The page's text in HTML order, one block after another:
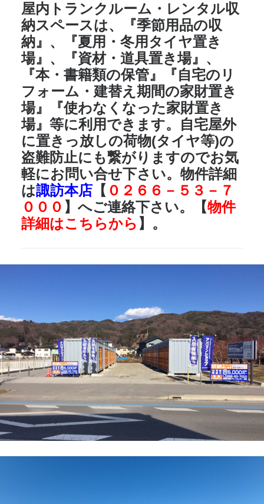
屋内トランクルーム・レンタル収
納スペースは、
『季節用品の収
納』、『夏用・冬用タイヤ置き
場』、『資材・道具置き場』、
『本・書籍類の保管』『自宅のリ
フォーム・建替え期間の家財置き
場』『使わなくなった家財置き
場』 等に利用できます。自宅屋外
に置きっ放しの荷物(タイヤ等)の
盗難防止にも繋がりますのでお気
軽にお問い合せ下さい。物件詳細
は諏訪本店 【 ０２６６－５３－７
０００ 】へご連絡下さい。【物件
詳細はこちらから 】。